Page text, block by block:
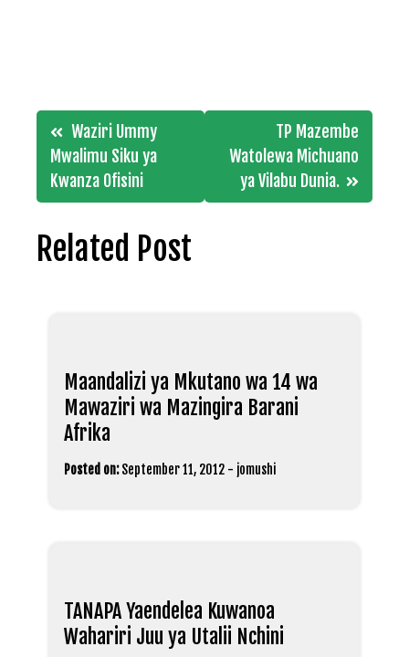
Post
navigation
Waziri Ummy
Mwalimu Siku ya
Kwanza Ofisini
TP Mazembe
Watolewa Michuano
ya Vilabu Dunia.
Related Post
Maandalizi ya Mkutano wa 14 wa
Mawaziri wa Mazingira Barani
Afrika
Posted on: September 11, 2012 - jomushi
TANAPA Yaendelea Kuwanoa
Wahariri Juu ya Utalii Nchini